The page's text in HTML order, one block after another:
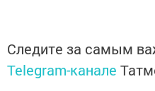
Следите за самым
Telegram-канале